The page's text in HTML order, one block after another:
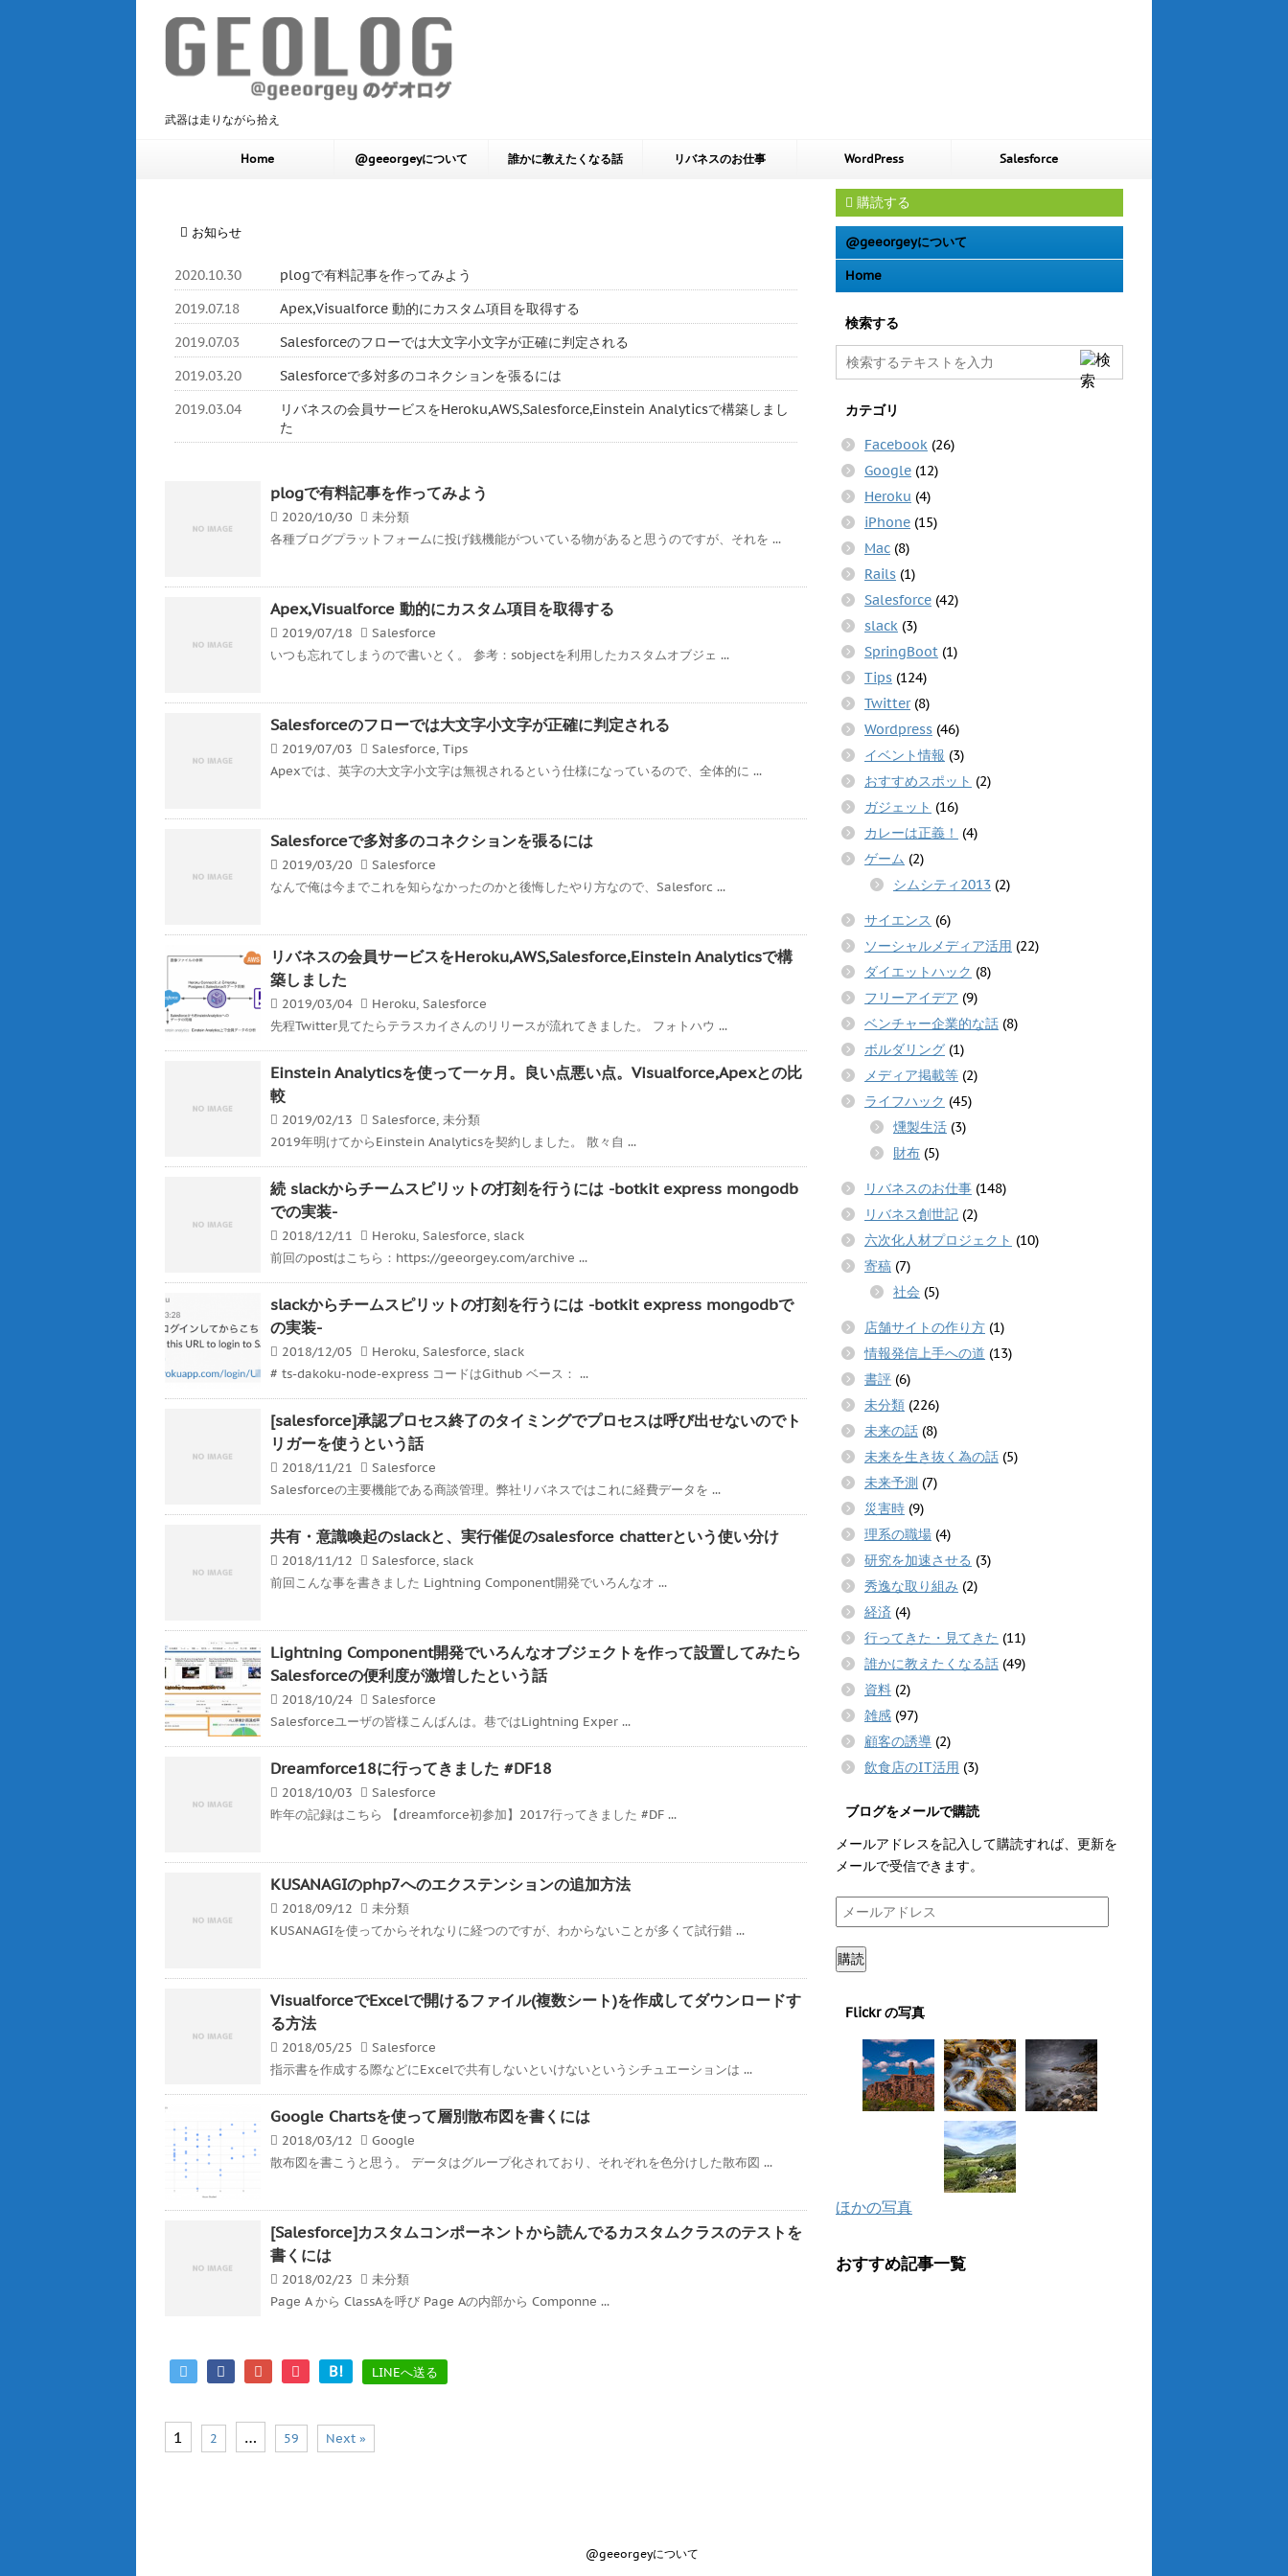
武器は走りながら拾え
Home @geeorgeyについて 誰かに教えたくなる話 リバネスのお仕事 WordPress Salesforce
お知らせ
2020.10.30
plogで有料記事を作ってみよう
2019.07.18
Apex,Visualforce 動的にカスタム項目を取得する
2019.07.03
Salesforceのフローでは大文字小文字が正確に判定される
2019.03.20
Salesforceで多対多のコネクションを張るには
2019.03.04
リバネスの会員サービスをHeroku,AWS,Salesforce,Einstein Analyticsで構築しまし
た
plogで有料記事を作ってみよう
2020/10/30
未分類
各種ブログプラットフォームに投げ銭機能がついている物があると思うのですが、それを ...
Apex,Visualforce 動的にカスタム項目を取得する
2019/07/18
Salesforce
いつも忘れてしまうので書いとく。 参考：sobjectを利用したカスタムオブジェ ...
Salesforceのフローでは大文字小文字が正確に判定される
2019/07/03 Salesforce, Tips
Apexでは、英字の大文字小文字は無視されるという仕様になっているので、全体的に ...
Salesforceで多対多のコネクションを張るには
2019/03/20
Salesforce
なんで俺は今までこれを知らなかったのかと後悔したやり方なので、Salesforc ...
リバネスの会員サービスをHeroku,AWS,Salesforce,Einstein Analyticsで構
築しました
2019/03/04 Heroku, Salesforce
先程Twitter見てたらテラスカイさんのリリースが流れてきました。 フォトハウ ...
Einstein Analyticsを使って一ヶ月。良い点悪い点。Visualforce,Apexとの比
較
2019/02/13 Salesforce, 未分類
2019年明けてからEinstein Analyticsを契約しました。 散々自 ...
続 slackからチームスピリットの打刻を行うには -botkit express mongodb
での実装-
2018/12/11 Heroku, Salesforce, slack
前回のpostはこちら：https://geeorgey.com/archive ...
slackからチームスピリットの打刻を行うには -botkit express mongodbで
の実装-
2018/12/05 Heroku, Salesforce, slack
# ts-dakoku-node-express コードはGithub ベース： ...
[salesforce]承認プロセス終了のタイミングでプロセスは呼び出せないのでト
リガーを使うという話
2018/11/21
Salesforce
Salesforceの主要機能である商談管理。弊社リバネスではこれに経費データを ...
共有・意識喚起のslackと、実行催促のsalesforce chatterという使い分け
2018/11/12 Salesforce, slack
前回こんな事を書きました Lightning Component開発でいろんなオ ...
Lightning Component開発でいろんなオブジェクトを作って設置してみたら
Salesforceの便利度が激増したという話
2018/10/24
Salesforce
Salesforceユーザの皆様こんばんは。巷ではLightning Exper ...
Dreamforce18に行ってきました #DF18
2018/10/03
Salesforce
昨年の記録はこちら 【dreamforce初参加】2017行ってきました #DF ...
KUSANAGIのphp7へのエクステンションの追加方法
2018/09/12
未分類
KUSANAGIを使ってからそれなりに経つのですが、わからないことが多くて試行錯 ...
VisualforceでExcelで開けるファイル(複数シート)を作成してダウンロードす
る方法
2018/05/25
Salesforce
指示書を作成する際などにExcelで共有しないといけないというシチュエーションは ...
Google Chartsを使って層別散布図を書くには
2018/03/12
Google
散布図を書こうと思う。 データはグループ化されており、それぞれを色分けした散布図 ...
[Salesforce]カスタムコンポーネントから読んでるカスタムクラスのテストを
書くには
2018/02/23
未分類
Page A から ClassAを呼び Page Aの内部から Componne ...
B! LINEへ送る
1 2 … 59 Next »
購読する
@geeorgeyについて
Home
検索する
カテゴリ
Facebook (26)
Google (12)
Heroku (4)
iPhone (15)
Mac (8)
Rails (1)
Salesforce (42)
slack (3)
SpringBoot (1)
Tips (124)
Twitter(8)
Wordpress (46)
イベント情報 (3)
おすすめスポット (2)
ガジェット (16)
カレーは正義！
(4)
ゲーム (2)
シムシティ2013 (2)
サイエンス (6)
ソーシャルメディア活用 (22)
ダイエットハック (8)
フリーアイデア (9)
ベンチャー企業的な話 (8)
ボルダリング (1)
メディア掲載等 (2)
ライフハック (45)
燻製生活 (3)
財布 (5)
リバネスのお仕事 (148)
リバネス創世記 (2)
六次化人材プロジェクト (10)
寄稿 (7)
社会 (5)
店舗サイトの作り方 (1)
情報発信上手への道 (13)
書評 (6)
未分類 (226)
未来の話 (8)
未来を生き抜く為の話 (5)
未来予測 (7)
災害時 (9)
理系の職場 (4)
研究を加速させる (3)
秀逸な取り組み (2)
経済 (4)
行ってきた・見てきた (11)
誰かに教えたくなる話 (49)
資料 (2)
雑感 (97)
顧客の誘導 (2)
飲食店のIT活用 (3)
ブログをメールで購読
メールアドレスを記入して購読すれば、更新を
メールで受信できます。
メ
ー
ル
ア
レ
購読
Flickr の写真
ほかの写真
おすすめ記事一覧
@geeorgeyについて